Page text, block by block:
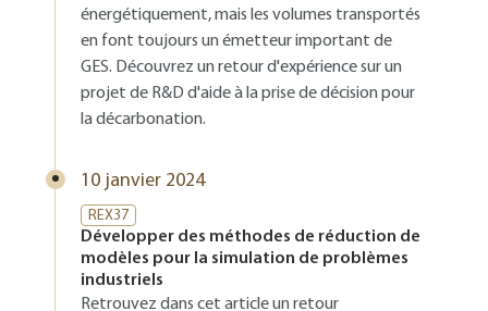
énergétiquement, mais les volumes transportés
en font toujours un émetteur important de
GES. Découvrez un retour d'expérience sur un
projet de R&D d'aide à la prise de décision pour
la décarbonation.
10 janvier 2024
REX37
Développer des méthodes de réduction de
modèles pour la simulation de problèmes
industriels
Retrouvez dans cet article un retour